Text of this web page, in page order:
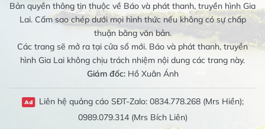
Bản quyền thông tin thuộc về Báo và phát thanh, truyền hình Gia
Lai. Cấm sao chép dưới mọi hình thức nếu không có sự chấp
thuận bằng văn bản.
Các trang sẽ mở ra tại cửa sổ mới. Báo và phát thanh, truyền
hình Gia Lai không chịu trách nhiệm nội dung các trang này.
Giám đốc:Hồ Xuân Ánh
Liên hệ quảng cáo SĐT-Zalo: 0834.778.268 (Mrs Hiền);
0989.079.314 (Mrs Bích Liên)